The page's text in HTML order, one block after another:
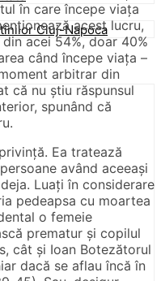
Cluj-Napoca
în care începe viața
acest lucru,
acei 54%, doar 40%
când începe viața –
arbitrar din
că nu știu răspunsul
spunând că
Ea tratează
având aceeași
Luați în considerare
pedeapsa cu moartea
o femeie
prematur și copilul
cât și Ioan Botezătorul
dacă se aflau încă în